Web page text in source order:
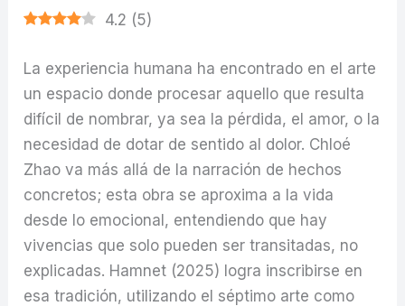
4.2 (5)
La experiencia humana ha encontrado en el arte
un espacio donde procesar aquello que resulta
difícil de nombrar, ya sea la pérdida, el amor, o la
necesidad de dotar de sentido al dolor. Chloé
Zhao va más allá de la narración de hechos
concretos; esta obra se aproxima a la vida
desde lo emocional, entendiendo que hay
vivencias que solo pueden ser transitadas, no
explicadas. Hamnet (2025) logra inscribirse en
esa tradición, utilizando el séptimo arte como